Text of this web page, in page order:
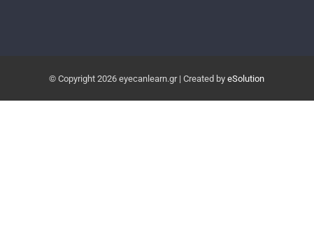
© Copyright 2026 eyecanlearn.gr | Created by eSolution